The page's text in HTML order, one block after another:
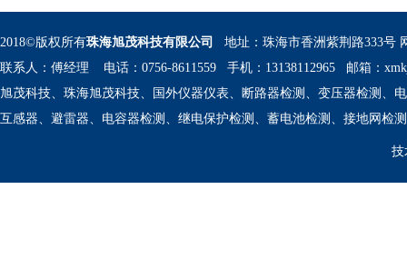
2018©版权所有珠海旭茂科技有限公司
地址：珠海市香洲紫荆路333号
联系人：傅经理 电话：0756-8611559 手机：13138112965 邮箱：
旭茂科技、珠海旭茂科技、国外仪器仪表、断路器检测、变压器检测、
互感器、避雷器、电容器检测、继电保护检测、蓄电池检测、接地网检
技